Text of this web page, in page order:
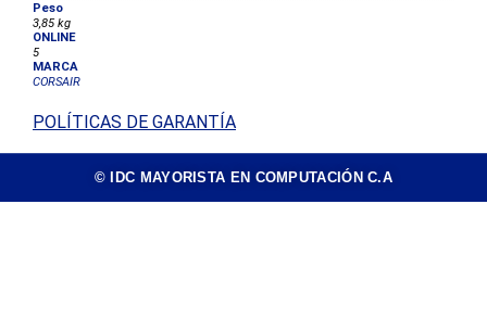
Peso
3,85 kg
ONLINE
5
MARCA
CORSAIR
POLÍTICAS DE GARANTÍA
© IDC MAYORISTA EN COMPUTACIÓN C.A